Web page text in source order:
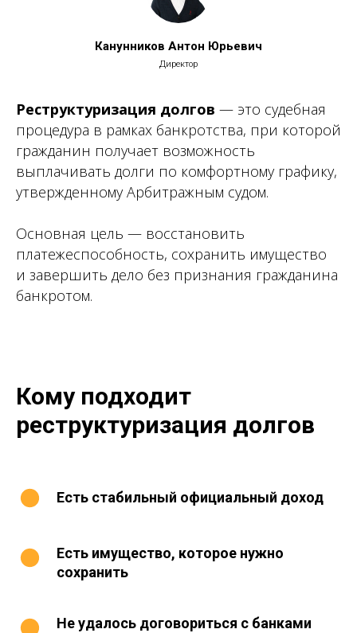
Канунников Антон Юрьевич
Директор
Реструктуризация долгов — это судебная
процедура в рамках банкротства, при которой
гражданин получает возможность
выплачивать долги по комфортному графику,
утвержденному Арбитражным судом.
Основная цель — восстановить
платежеспособность, сохранить имущество
и завершить дело без признания гражданина
банкротом.
Кому подходит
реструктуризация долгов
Есть стабильный официальный доход
Есть имущество, которое нужно
сохранить
Не удалось договориться с банками